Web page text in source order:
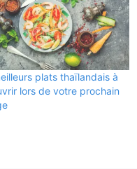
plats thaïlandais à
lors de votre prochain